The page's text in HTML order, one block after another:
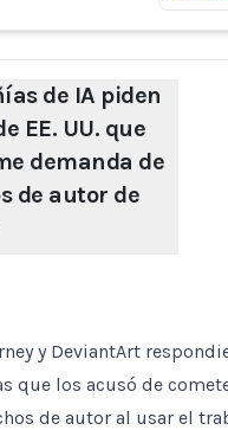
de IA piden
EE. UU. que
demanda de
de autor de
y DeviantArt
que los acusó de
de autor al usar el